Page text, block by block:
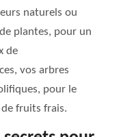
naturels ou
plantes, pour un
de
vos arbres
pour le
fruits frais.